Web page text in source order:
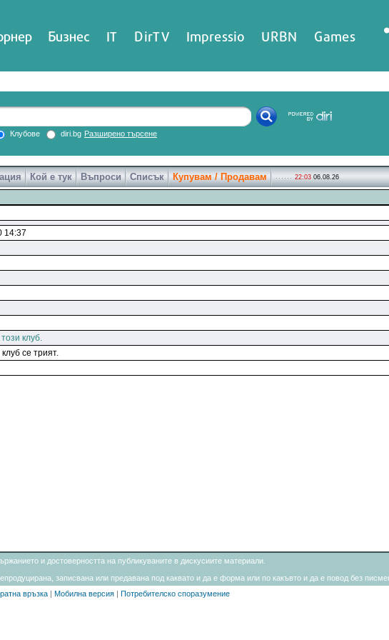
Бизнес IT DirTV Impressio URBN Games
Клубове diri.bg Разширено търсене
Кой е тук Въпроси Списък Купувам / Продавам 22:03 06.08.26
14:37
клуб.
се трият.
и достоверността на публикуваните в дискусиите материали.
записвана или предавана под каквато и да е форма или по какъвто и да е повод без
връзка | Мобилна версия | Потребителско споразумение